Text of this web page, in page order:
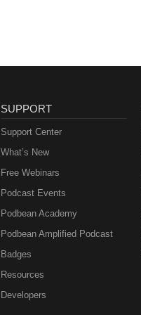
SUPPORT
Support Center
What’s New
Free Webinars
Podcast Events
Podbean Academy
Podbean Amplified Podcast
Badges
Resources
Developers